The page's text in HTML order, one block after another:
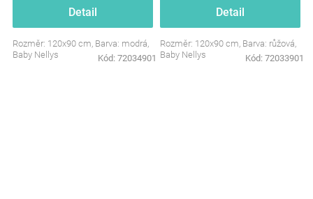
Detail
Rozměr: 120x90 cm, Barva: modrá,
Baby Nellys
Kód: 72034901
Detail
Rozměr: 120x90 cm, Barva: růžová,
Baby Nellys
Kód: 72033901